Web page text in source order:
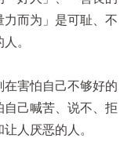
力而为」是可耻、不
。
害怕自己不够好的
自己喊苦、说不、拒
人厌恶的人。